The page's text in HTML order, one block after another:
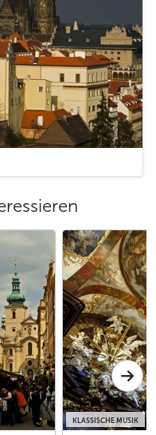
KLASSISCHE MUSIK